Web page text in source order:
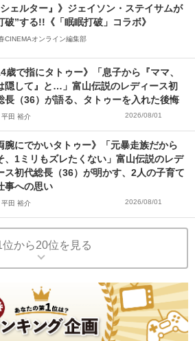
シェルター』》ジェイソン・ステイサムが
破”する!!《「眠眠打破」コラボ》
CINEMAオンライン編集部
歳で指にタトゥー》「息子から『ママ、
隠して』と…」富山伝説のレディース初
長（36）が語る、タトゥーを入れた後悔
平田 裕介 2026/08/01
腕にでかいタトゥー》「元暴走族だから
、1ミリもズレたくない」富山伝説のレデ
ス初代総長（36）が明かす、2人の子育て
事への思い
平田 裕介 2026/08/01
位から20位を見る